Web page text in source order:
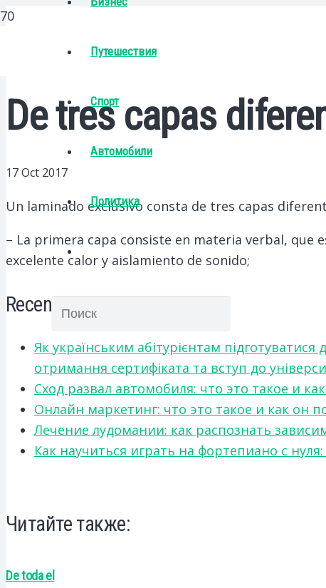
Путешествия
Спорт
Автомобили
Политика
De tres capas
17 Oct 2017
Un laminado exclusivo consta de tres capas
– La primera capa consiste en materia verbal,
excelente calor y aislamiento de sonido;
Recent Posts
Як українським абітурієнтам
отримання сертифіката та вступ до
Сход развал автомобиля: что это такое и
Онлайн маркетинг: что это такое и как он
Лечение лудомании: как распознать
Как научиться играть на фортепиано с
Читайте также:
De toda el